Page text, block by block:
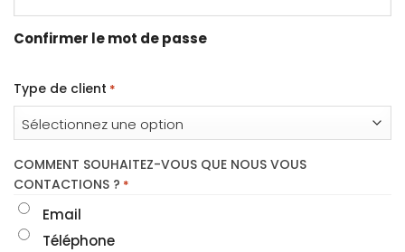
Confirmer le mot de passe
Type de client *
COMMENT SOUHAITEZ-VOUS QUE NOUS VOUS
CONTACTIONS ? *
Email
Téléphone